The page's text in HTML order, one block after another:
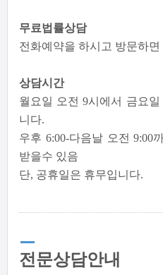
무료법률상담
전화예약을 하시고 방문하
상담시간
월요일 오전 9시에서 금요
니다.
우후 6:00-다음날 오전 9:00
받을수 있음
단, 공휴일은 휴무입니다.
전문상담안내